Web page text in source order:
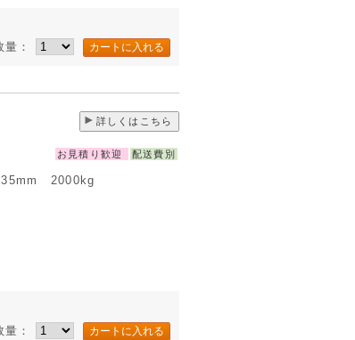
量：
詳しくはこちら
お見積り歓迎 配送費別
2000kg
量：